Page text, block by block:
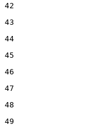
42
43
44
45
46
47
48
49